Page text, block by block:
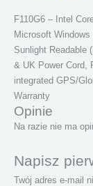
F110G6 – Intel
Microsoft
Sunlight Readable
& UK Power Cord,
integrated GPS/
Warranty
Opinie
Na razie nie ma
Napisz
Twój adres e-mail